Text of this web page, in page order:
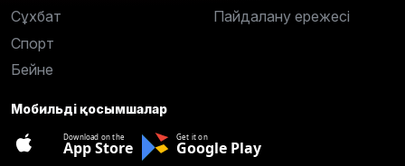
Сұхбат
Спорт
Бейне
Пайдалану ережесі
Мобильді қосымшалар
Download on the
App Store
Get it on
Google Play